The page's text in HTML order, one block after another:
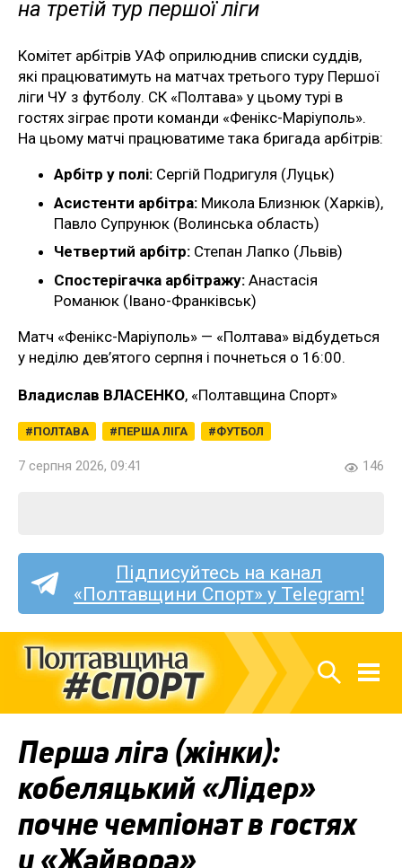
на третій тур першої ліги
Комітет арбітрів УАФ оприлюднив списки суддів,
які працюватимуть на матчах третього туру Першої
ліги ЧУ з футболу. СК «Полтава» у цьому турі в
гостях зіграє проти команди «Фенікс-Маріуполь».
На цьому матчі працюватиме така бригада арбітрів:
Арбітр у полі: Сергій Подригуля (Луцьк)
Асистенти арбітра: Микола Близнюк (Харків),
Павло Супрунюк (Волинська область)
Четвертий арбітр: Степан Лапко (Львів)
Спостерігачка арбітражу: Анастасія
Романюк (Івано-Франківськ)
Матч «Фенікс-Маріуполь» — «Полтава» відбудеться
у неділю дев’ятого серпня і почнеться о 16:00.
Владислав ВЛАСЕНКО, «Полтавщина Спорт»
ПОЛТАВА ПЕРША ЛІГА ФУТБОЛ
7 серпня 2026, 09:41 146
Підписуйтесь на канал
«Полтавщини Спорт» у Telegram!
Перша ліга (жінки):
кобеляцький «Лідер»
почне чемпіонат в гостях
у «Жайвора»